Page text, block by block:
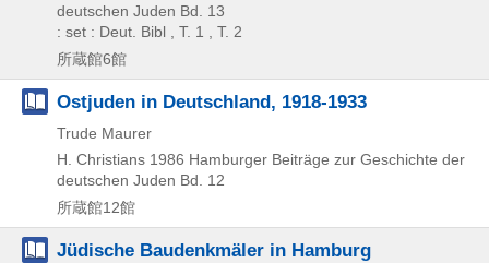
deutschen Juden Bd. 13
: set : Deut. Bibl , T. 1 , T. 2
所蔵館6館
Ostjuden in Deutschland, 1918-1933
Trude Maurer
H. Christians 1986 Hamburger Beiträge zur Geschichte der
deutschen Juden Bd. 12
所蔵館12館
Jüdische Baudenkmäler in Hamburg